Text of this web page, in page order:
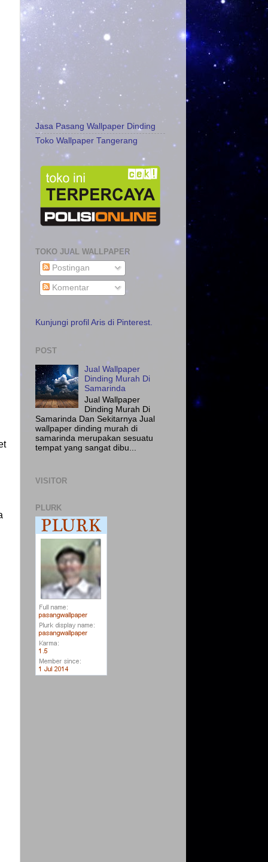
Jasa Pasang Wallpaper Dinding
Toko Wallpaper Tangerang
TOKO JUAL WALLPAPER
Postingan
Komentar
Kunjungi profil Aris di Pinterest.
POST
Jual Wallpaper
Dinding Murah Di
Samarinda
Jual Wallpaper
Dinding Murah Di
Samarinda Dan Sekitarnya Jual
wallpaper dinding murah di
samarinda merupakan sesuatu
tempat yang sangat dibu...
VISITOR
PLURK